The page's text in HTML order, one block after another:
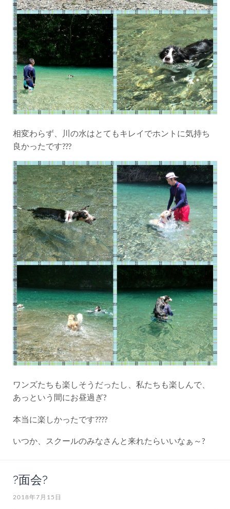
相変わらず、川の水はとてもキレイでホントに気持ち
良かったです???
ワンズたちも楽しそうだったし、私たちも楽しんで、
あっという間にお昼過ぎ?
本当に楽しかったです????
いつか、スクールのみなさんと来れたらいいなぁ～?
?面会?
2018年7月15日